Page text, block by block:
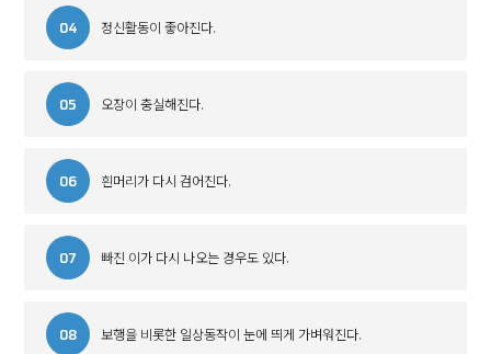
04 정신활동이 좋아진다.
05 오장이 충실해진다.
06 흰머리가 다시 검어진다.
07 빠진 이가 다시 나오는 경우도 있다.
08 보행을 비롯한 일상동작이 눈에 띄게 가벼워진다.